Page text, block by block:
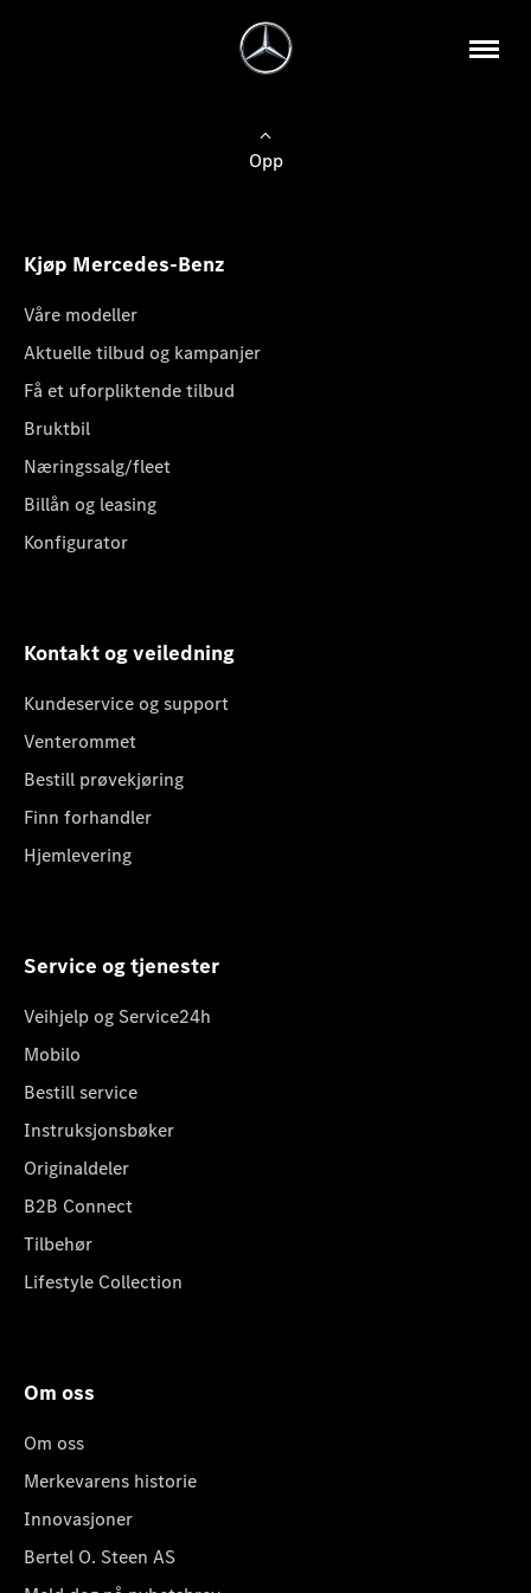
Opp
Kjøp Mercedes-Benz
Våre modeller
Aktuelle tilbud og kampanjer
Få et uforpliktende tilbud
Bruktbil
Næringssalg/fleet
Billån og leasing
Konfigurator
Kontakt og veiledning
Kundeservice og support
Venterommet
Bestill prøvekjøring
Finn forhandler
Hjemlevering
Service og tjenester
Veihjelp og Service24h
Mobilo
Bestill service
Instruksjonsbøker
Originaldeler
B2B Connect
Tilbehør
Lifestyle Collection
Om oss
Om oss
Merkevarens historie
Innovasjoner
Bertel O. Steen AS